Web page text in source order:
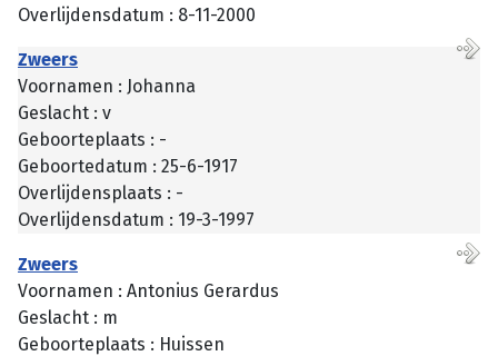
Overlijdensdatum : 8-11-2000
Zweers
Voornamen : Johanna
Geslacht : v
Geboorteplaats : -
Geboortedatum : 25-6-1917
Overlijdensplaats : -
Overlijdensdatum : 19-3-1997
Zweers
Voornamen : Antonius Gerardus
Geslacht : m
Geboorteplaats : Huissen